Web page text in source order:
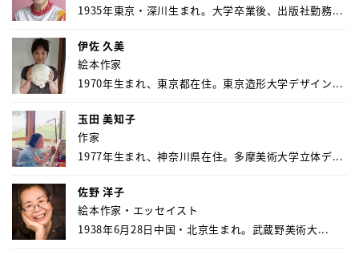
1935年東京・深川生まれ。大学卒業後、出版社勤務...
伊佐 久美
絵本作家
1970年生まれ、東京都在住。東京造形大学デザイン...
玉田 美知子
作家
1977年生まれ、神奈川県在住。多摩美術大学立体デ...
佐野 洋子
絵本作家・エッセイスト
1938年6月28日中国・北京生まれ。武蔵野美術大...